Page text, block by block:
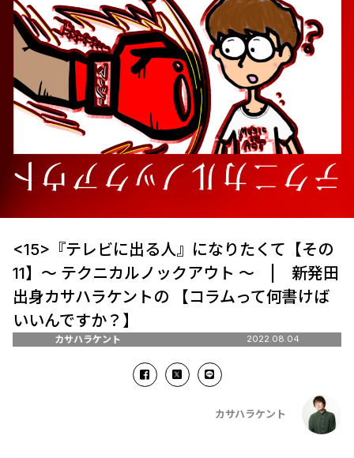
<15>『テレビに出る人』になりたくて【その
11】～ テクニカルノックアウト ～ | 新発田
出身カサハラケントの 【コラムって何書けば
いいんですか？】
カサハラケント 2022.08.04
カサハラケント